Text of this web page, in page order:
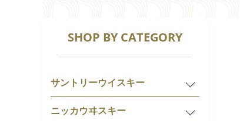
SHOP BY CATEGORY
サントリーウイスキー
ニッカウヰスキー